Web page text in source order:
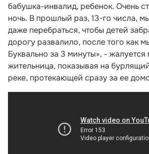
бабушка-инвалид, ребенок. Очень
ночь. В прошлый раз, 13-го числа,
даже перебраться, чтобы детей
дорогу развалило, после того как
Буквально за 3 минуты», - жалуется
жительница, показывая на
реке, протекающей сразу за ее